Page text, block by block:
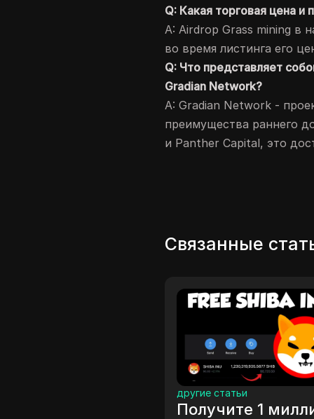
Q: Какая торговая цена и
A: Airdrop Grass mining в
во время листинга его
Q: Что представляет
Gradian Network?
A: Gradian Network -
преимущества раннего
и Panther Capital, это
Связанные
Получите 1 миллион